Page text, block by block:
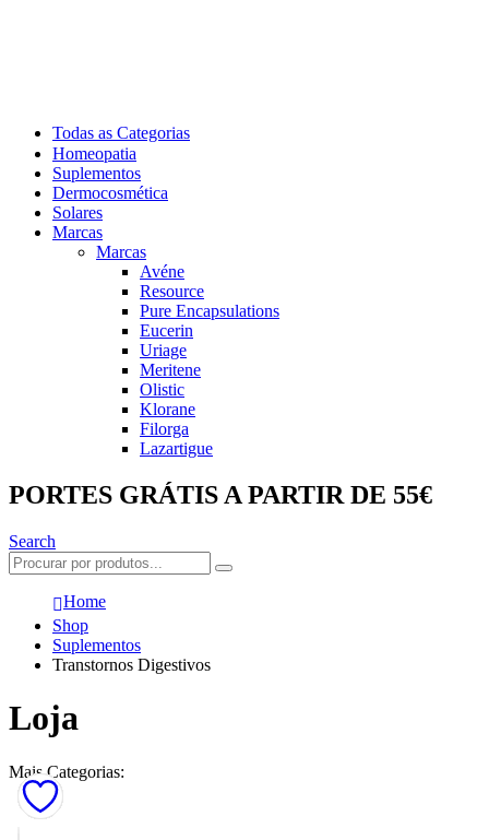
Todas as Categorias
Homeopatia
Suplementos
Dermocosmética
Solares
Marcas
Marcas
Avéne
Resource
Pure Encapsulations
Eucerin
Uriage
Meritene
Olistic
Klorane
Filorga
Lazartigue
PORTES GRÁTIS A PARTIR DE 55€
Search
Home
Shop
Suplementos
Transtornos Digestivos
Loja
Mais Categorias: